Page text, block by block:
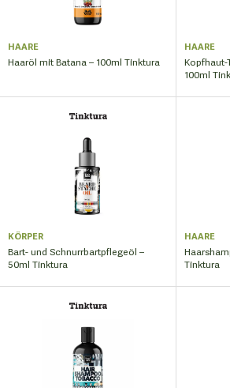
HAARE
Haaröl mit Batana – 100ml Tinktura
HAARE
Kopfhaut-
100ml
KÖRPER
Bart- und Schnurrbartpflegeöl –
50ml Tinktura
HAARE
Tinktura